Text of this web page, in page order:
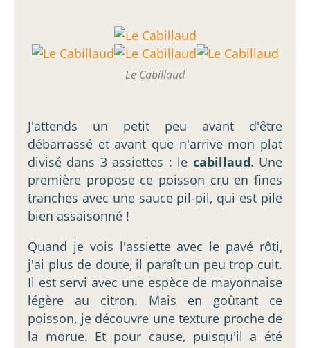
Le Cabillaud
J'attends un petit peu avant d'être
débarrassé et avant que n'arrive mon plat
divisé dans 3 assiettes : le cabillaud. Une
première propose ce poisson cru en fines
tranches avec une sauce pil-pil, qui est pile
bien assaisonné !
Quand je vois l'assiette avec le pavé rôti,
j'ai plus de doute, il paraît un peu trop cuit.
Il est servi avec une espèce de mayonnaise
légère au citron. Mais en goûtant ce
poisson, je découvre une texture proche de
la morue. Et pour cause, puisqu'il a été